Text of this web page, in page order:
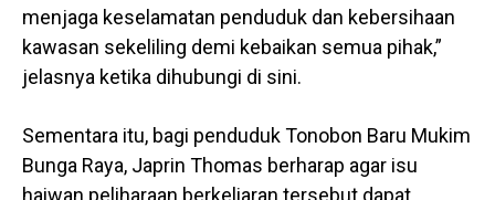
menjaga keselamatan penduduk dan kebersihaan
kawasan sekeliling demi kebaikan semua pihak,”
jelasnya ketika dihubungi di sini.
Sementara itu, bagi penduduk Tonobon Baru Mukim
Bunga Raya, Japrin Thomas berharap agar isu
haiwan peliharaan berkeliaran tersebut dapat